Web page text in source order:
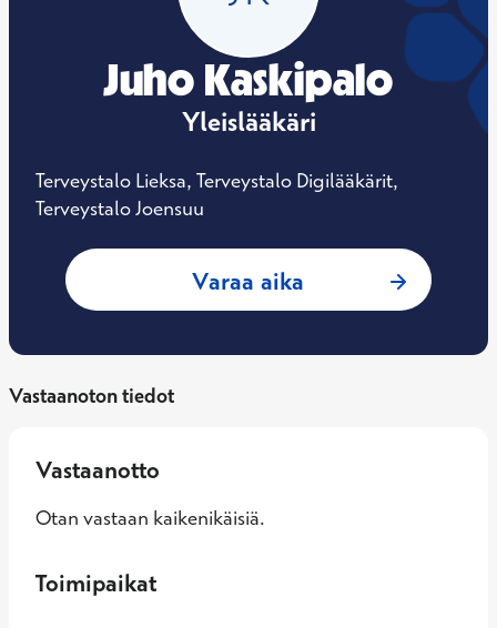
Juho Kaskipalo
Yleislääkäri
Terveystalo Lieksa, Terveystalo Digilääkärit,
Terveystalo Joensuu
Varaa aika : Juho Kaskipalo,
Vastaanoton tiedot
Vastaanotto
Otan vastaan kaikenikäisiä.
Toimipaikat